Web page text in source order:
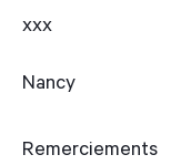
xxx
Nancy
Remerciements